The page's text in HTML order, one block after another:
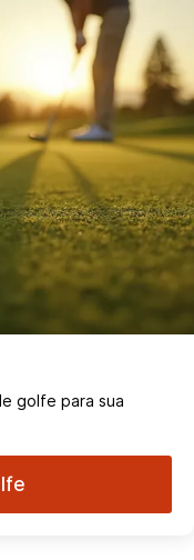
golfe para sua